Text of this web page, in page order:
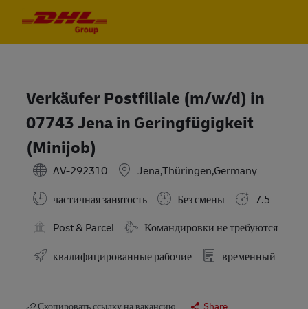
Verkäufer Postfiliale (m/w/d) in
07743 Jena in Geringfügigkeit
(Minijob)
AV-292310
Jena,Thüringen,Germany
частичная занятость
Без смены
7.5
Post & Parcel
Требуются командировки
Командировки не требуются
квалифицированные рабочие
временный
Скопировать ссылку на вакансию Share